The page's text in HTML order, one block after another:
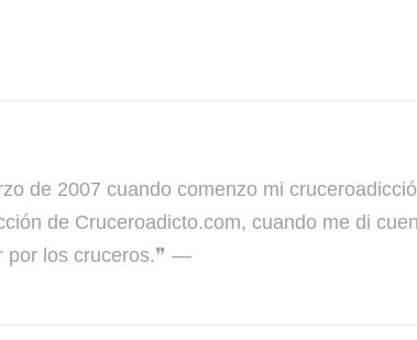
de 2007 cuando comenzo mi
de Cruceroadicto.com, cuando me di
por los cruceros.❞ —